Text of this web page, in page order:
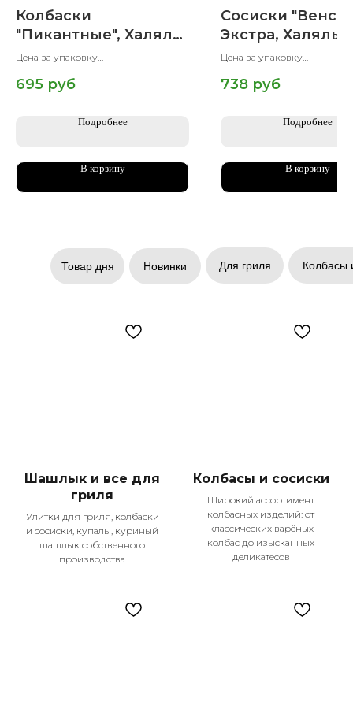
Колбаски
"Пикантные", Халяль,
500 гр
Цена за упаковку
695 руб
Подробнее
В корзину
Сосиски
Экстра, Халяль,
гр
Цена за упаковку
738 руб
Подробнее
В корзину
Товар дня Новинки Для гриля Колбасы
Шашлык и все для
гриля
Улитки для гриля, колбаски
и сосиски, купалы, куриный
шашлык собственного
производства
Колбасы и сосиски
Широкий ассортимент
колбасных изделий: от
классических варёных
колбас до изысканных
деликатесов